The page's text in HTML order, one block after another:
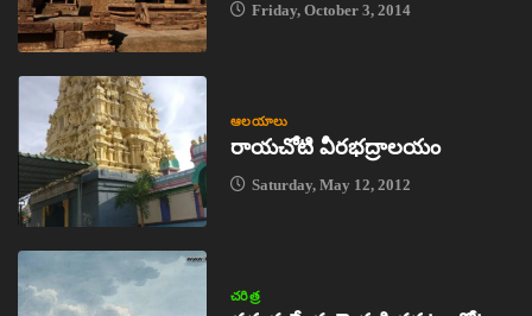
Friday, October 3, 2014
ఆలయాలు
రాయచోటి వీరభద్రాలయం
Saturday, May 12, 2012
చరిత్ర